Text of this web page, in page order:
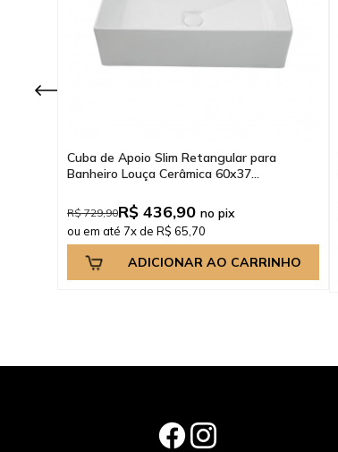
Cuba de Apoio Slim Retangular para
Banheiro Louça Cerâmica 60x37...
R$ 729,90R$ 436,90no pix
ou em até 7x de R$ 65,70
ADICIONAR AO CARRINHO